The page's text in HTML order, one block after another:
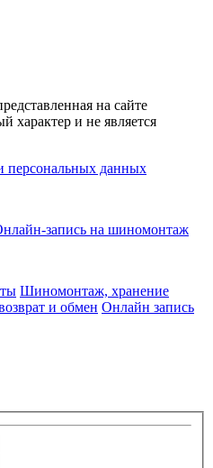
на сайте
характер и не является
персональных данных
запись на шиномонтаж
Шиномонтаж, хранение
и обмен Онлайн запись